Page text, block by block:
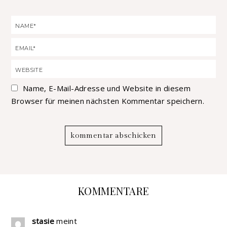
Name, E-Mail-Adresse und Website in diesem
Browser für meinen nächsten Kommentar speichern.
KOMMENTARE
stasie meint